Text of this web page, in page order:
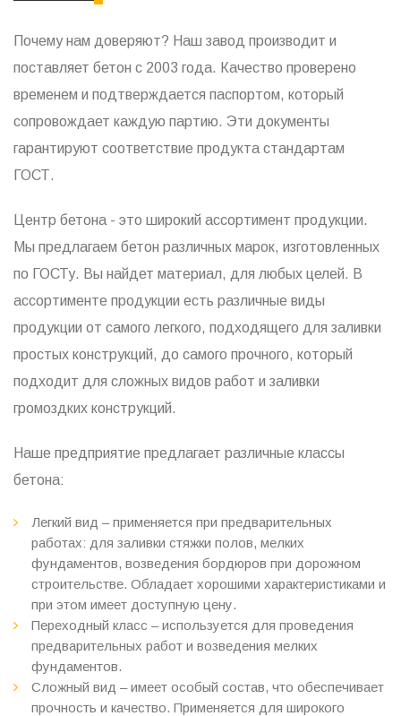
Почему нам доверяют? Наш завод производит и
поставляет бетон с 2003 года. Качество проверено
временем и подтверждается паспортом, который
сопровождает каждую партию. Эти документы
гарантируют соответствие продукта стандартам
ГОСТ.
Центр бетона - это широкий ассортимент продукции.
Мы предлагаем бетон различных марок, изготовленных
по ГОСТу. Вы найдет материал, для любых целей. В
ассортименте продукции есть различные виды
продукции от самого легкого, подходящего для заливки
простых конструкций, до самого прочного, который
подходит для сложных видов работ и заливки
громоздких конструкций.
Наше предприятие предлагает различные классы
бетона:
Легкий вид – применяется при предварительных
работах: для заливки стяжки полов, мелких
фундаментов, возведения бордюров при дорожном
строительстве. Обладает хорошими характеристиками и
при этом имеет доступную цену.
Переходный класс – используется для проведения
предварительных работ и возведения мелких
фундаментов.
Сложный вид – имеет особый состав, что обеспечивает
прочность и качество. Применяется для широкого